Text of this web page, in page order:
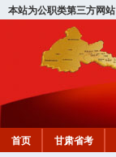
本站为公职类第三方网站
首页 甘肃省考